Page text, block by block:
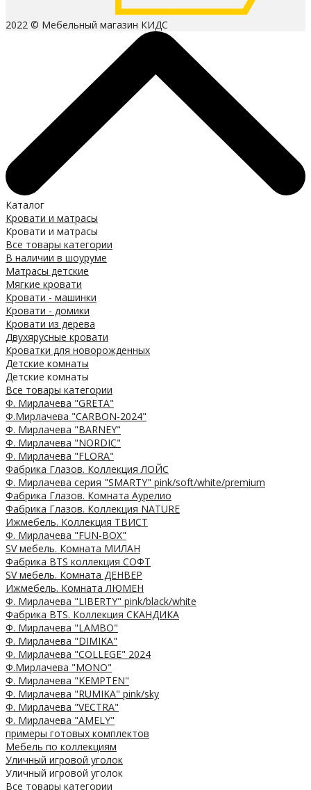
2022 © Мебельный магазин КИДС
Каталог
Кровати и матрасы
Кровати и матрасы
Все товары категории
В наличии в шоуруме
Матрасы детские
Мягкие кровати
Кровати - машинки
Кровати - домики
Кровати из дерева
Двухярусные кровати
Кроватки для новорожденных
Детские комнаты
Детские комнаты
Все товары категории
Ф. Мирлачева "GRETA"
Ф.Мирлачева "CARBON-2024"
Ф. Мирлачева "BARNEY"
Ф. Мирлачева "NORDIC"
Ф. Мирлачева "FLORA"
Фабрика Глазов. Коллекция ЛОЙС
Ф. Мирлачева серия "SMARTY" pink/soft/white/premium
Фабрика Глазов. Комната Аурелио
Фабрика Глазов. Коллекция NATURE
Ижмебель. Коллекция ТВИСТ
Ф. Мирлачева "FUN-BOX"
SV мебель. Комната МИЛАН
Фабрика BTS коллекция СОФТ
SV мебель. Комната ДЕНВЕР
Ижмебель. Комната ЛЮМЕН
Ф. Мирлачева "LIBERTY" pink/black/white
Фабрика BTS. Коллекция СКАНДИКА
Ф. Мирлачева "LAMBO"
Ф. Мирлачева "DIMIKA"
Ф. Мирлачева "COLLEGE" 2024
Ф.Мирлачева "MONO"
Ф. Мирлачева "KEMPTEN"
Ф. Мирлачева "RUMIKA" pink/sky
Ф. Мирлачева "VECTRA"
Ф. Мирлачева "AMELY"
примеры готовых комплектов
Мебель по коллекциям
Уличный игровой уголок
Уличный игровой уголок
Все товары категории